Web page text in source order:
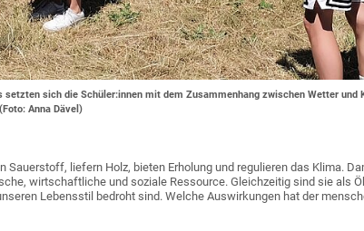
sich die Schüler:innen mit dem Zusammenhang zwischen Wetter und
Anna Dävel)
Sauerstoff, liefern Holz, bieten Erholung und regulieren das Klima.
wirtschaftliche und soziale Ressource. Gleichzeitig sind sie als
Lebensstil bedroht sind. Welche Auswirkungen hat der